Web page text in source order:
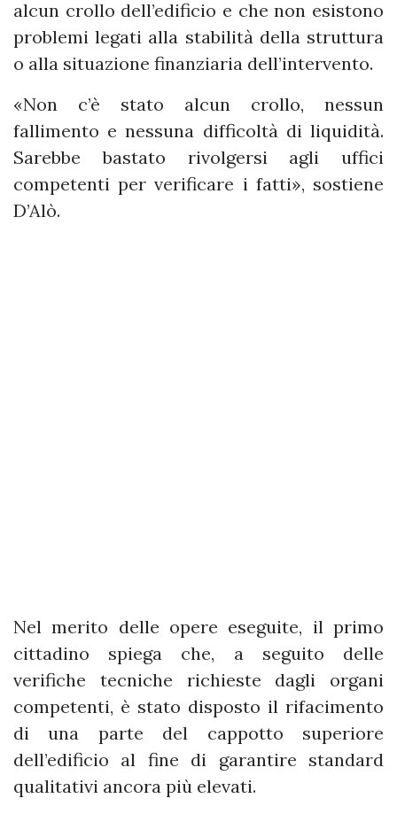
alcun crollo dell’edificio e che non esistono
problemi legati alla stabilità della struttura
o alla situazione finanziaria dell’intervento.
«Non c’è stato alcun crollo, nessun
fallimento e nessuna difficoltà di liquidità.
Sarebbe bastato rivolgersi agli uffici
competenti per verificare i fatti», sostiene
D’Alò.
Nel merito delle opere eseguite, il primo
cittadino spiega che, a seguito delle
verifiche tecniche richieste dagli organi
competenti, è stato disposto il rifacimento
di una parte del cappotto superiore
dell’edificio al fine di garantire standard
qualitativi ancora più elevati.